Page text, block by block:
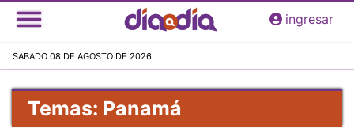
Pasar
al
principal
ingresar
SABADO 08 DE AGOSTO DE 2026
Temas: Panamá